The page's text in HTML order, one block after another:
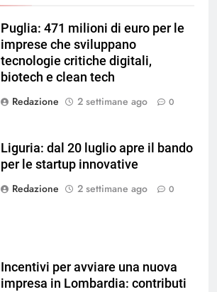
Puglia: 471 milioni di euro per le
imprese che sviluppano
tecnologie critiche digitali,
biotech e clean tech
Redazione
2 settimane ago 0
Liguria: dal 20 luglio apre il bando
per le startup innovative
Redazione
2 settimane ago 0
Incentivi per avviare una nuova
impresa in Lombardia: contributi